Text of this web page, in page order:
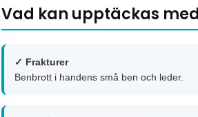
Vad kan upptäckas
✓ Frakturer
Benbrott i handens små ben och leder.